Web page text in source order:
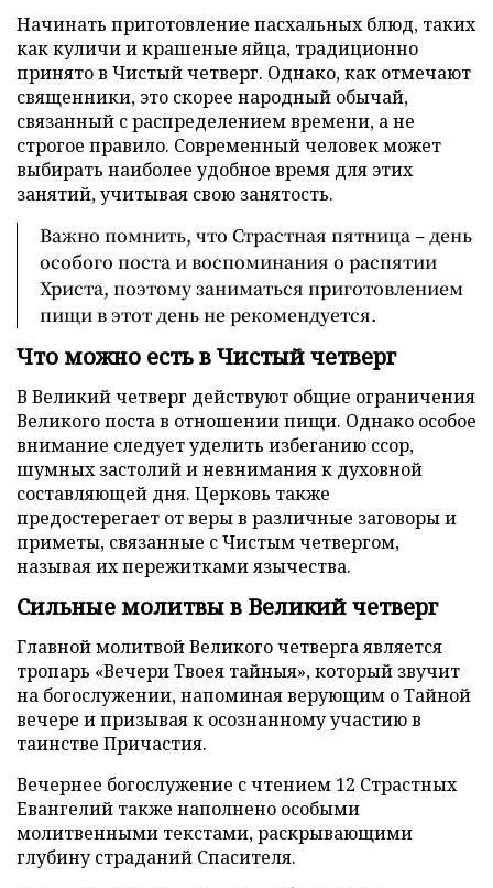
Начинать приготовление пасхальных блюд, таких
как куличи и крашеные яйца, традиционно
принято в Чистый четверг. Однако, как отмечают
священники, это скорее народный обычай,
связанный с распределением времени, а не
строгое правило. Современный человек может
выбирать наиболее удобное время для этих
занятий, учитывая свою занятость.
Важно помнить, что Страстная пятница – день
особого поста и воспоминания о распятии
Христа, поэтому заниматься приготовлением
пищи в этот день не рекомендуется.
Что можно есть в Чистый четверг
В Великий четверг действуют общие ограничения
Великого поста в отношении пищи. Однако особое
внимание следует уделить избеганию ссор,
шумных застолий и невнимания к духовной
составляющей дня. Церковь также
предостерегает от веры в различные заговоры и
приметы, связанные с Чистым четвергом,
называя их пережитками язычества.
Сильные молитвы в Великий четверг
Главной молитвой Великого четверга является
тропарь «Вечери Твоея тайныя», который звучит
на богослужении, напоминая верующим о Тайной
вечере и призывая к осознанному участию в
таинстве Причастия.
Вечернее богослужение с чтением 12 Страстных
Евангелий также наполнено особыми
молитвенными текстами, раскрывающими
глубину страданий Спасителя.